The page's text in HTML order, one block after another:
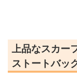
上品なスカー
ストートバッ